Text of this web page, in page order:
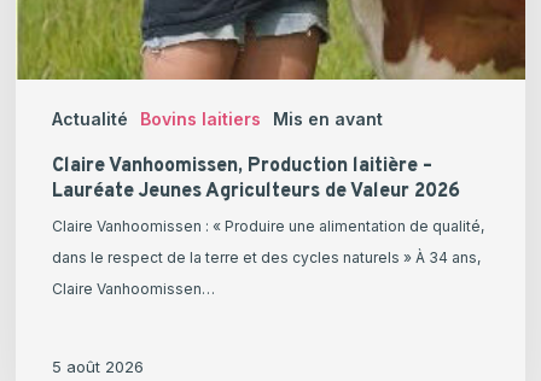
Actualité Bovins laitiers Mis en avant
Claire Vanhoomissen, Production laitière –
Lauréate Jeunes Agriculteurs de Valeur 2026
Claire Vanhoomissen : « Produire une alimentation de qualité,
dans le respect de la terre et des cycles naturels » À 34 ans,
Claire Vanhoomissen…
5 août 2026